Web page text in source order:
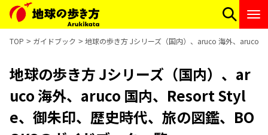
TOP ガイドブック 地球の歩き方 Jシリーズ（国内）、aruco 海外、aruco
地球の歩き方 Jシリーズ（国内）、ar
uco 海外、aruco 国内、Resort Styl
e、御朱印、歴史時代、旅の図鑑、BO